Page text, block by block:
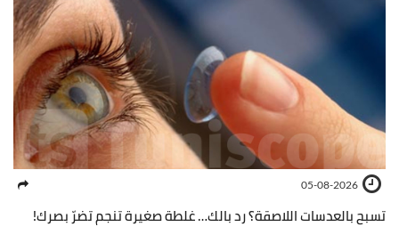
05-08-2026
تسبح بالعدسات اللاصقة؟ رد بالك… غلطة صغيرة تنجم تضرّ بصرك!